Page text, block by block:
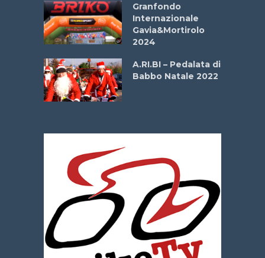
Granfondo
Internazionale
Gavia&Mortirolo
2024
A.RI.BI – Pedalata di
Babbo Natale 2022